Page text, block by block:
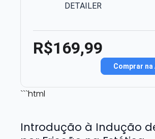
DETAILER
R$169,99
Comprar na
```html
Introdução à Indução